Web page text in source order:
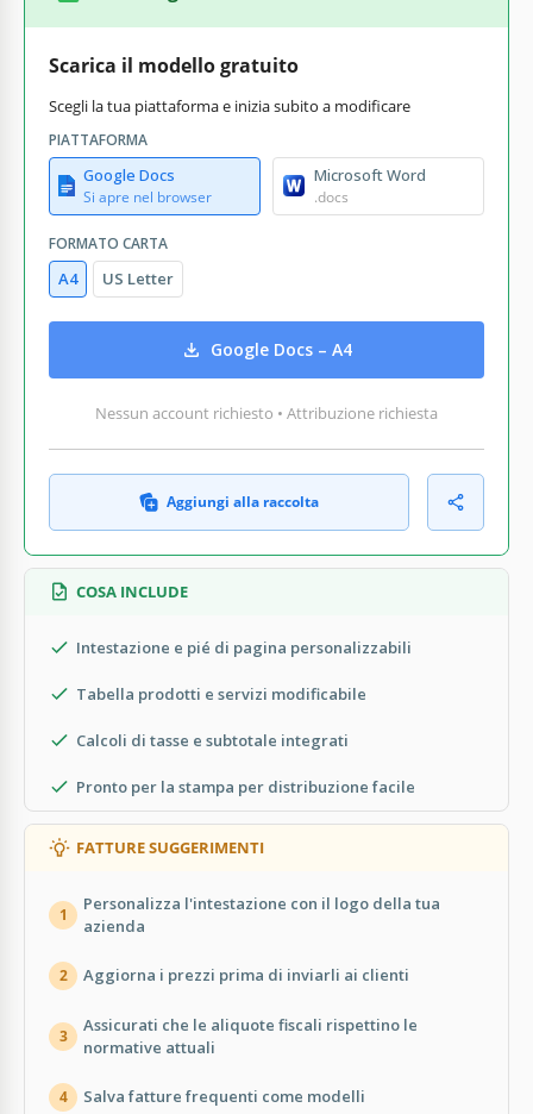
Scarica il modello gratuito
Scegli la tua piattaforma e inizia subito a modificare
PIATTAFORMA
Google Docs
Si apre nel browser
Microsoft Word
.docs
FORMATO CARTA
A4 US Letter
Google Docs – A4
Nessun account richiesto • Attribuzione richiesta
Aggiungi alla raccolta
COSA INCLUDE
Intestazione e pié di pagina personalizzabili
Tabella prodotti e servizi modificabile
Calcoli di tasse e subtotale integrati
Pronto per la stampa per distribuzione facile
FATTURE SUGGERIMENTI
1
Personalizza l'intestazione con il logo della tua
azienda
2 Aggiorna i prezzi prima di inviarli ai clienti
3
Assicurati che le aliquote fiscali rispettino le
normative attuali
4 Salva fatture frequenti come modelli